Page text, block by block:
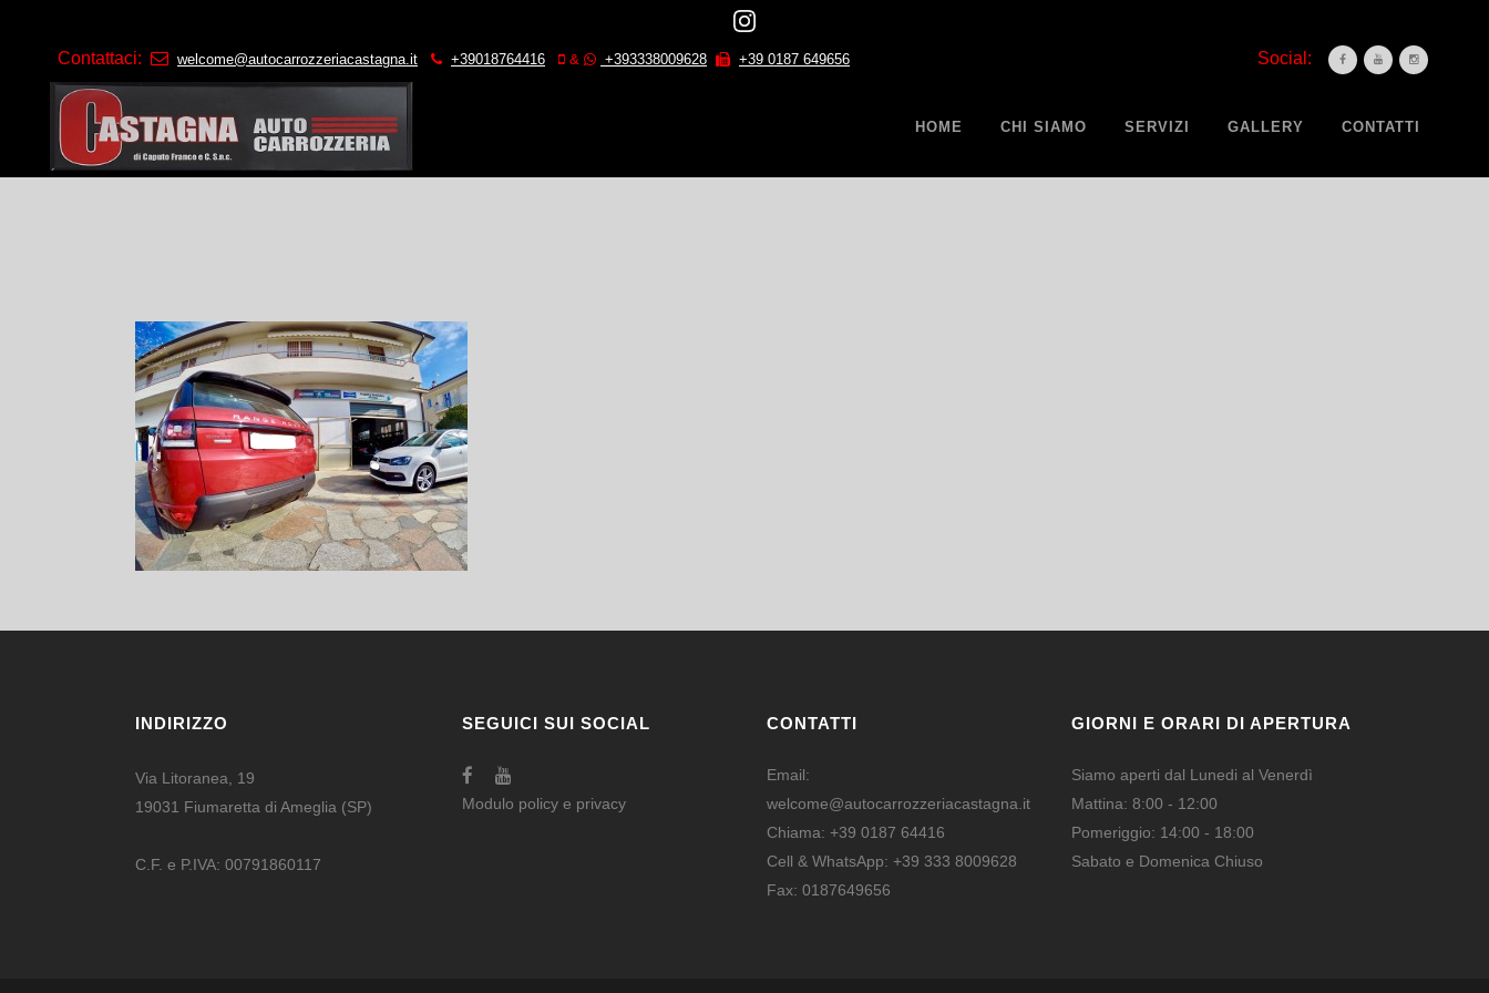
Contattaci: welcome@autocarrozzeriacastagna.it +39018764416 & +393338009628 +39 0187 649656 Social:
HOME CHI SIAMO SERVIZI GALLERY CONTATTI
INDIRIZZO
Via Litoranea, 19
19031 Fiumaretta di Ameglia (SP)
C.F. e P.IVA: 00791860117
SEGUICI SUI SOCIAL
Modulo policy e privacy
CONTATTI
Email:
welcome@autocarrozzeriacastagna.it
Chiama: +39 0187 64416
Cell & WhatsApp: +39 333 8009628
Fax: 0187649656
GIORNI E ORARI DI APERTURA
Siamo aperti dal Lunedi al Venerdì
Mattina: 8:00 - 12:00
Pomeriggio: 14:00 - 18:00
Sabato e Domenica Chiuso